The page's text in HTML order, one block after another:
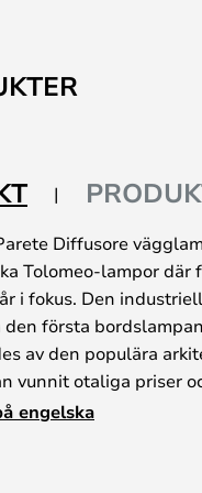
Diffusore
Tolomeo-lampor
i fokus. Den
den första
av den populära
vunnit otaliga priser
hela världen – både i
engelska